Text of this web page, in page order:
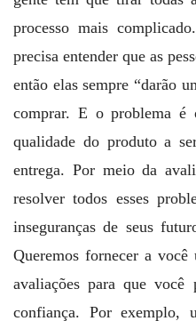
processo mais
precisa entender que as
então elas sempre “darão
comprar. E o problema é
qualidade do produto a
entrega. Por meio da
resolver todos esses
inseguranças de seus
Queremos fornecer a você
avaliações para que você
confiança. Por exemplo,